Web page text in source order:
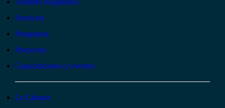
Trámites Registrales
Servicios
Programas
Proyectos
Capacitaciones y eventos
La Cámara